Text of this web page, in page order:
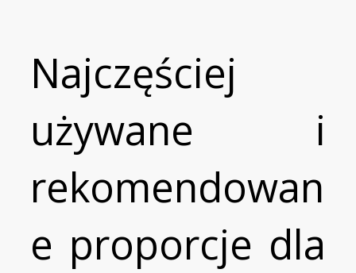
Najczęściej
używane i
rekomendowan
e proporcje dla